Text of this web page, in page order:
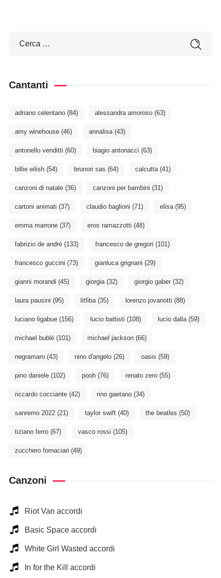
Cantanti
adriano celentano(84) alessandra amoroso(63)
amy winehouse(46) annalisa(43)
antonello venditti (60) biagio antonacci (63)
billie eilish(54) brunori sas (64) calcutta(41)
canzoni di natale(36) canzoni per bambini (31)
cartoni animati (37) claudio baglioni (71) elisa(95)
emma marrone(37) eros ramazzotti (48)
fabrizio de andré(133) francesco de gregori (101)
francesco guccini (73) gianluca grignani (29)
gianni morandi (45) giorgia(32) giorgio gaber(32)
laura pausini (95) litfiba(35) lorenzo jovanotti (88)
luciano ligabue(156) lucio battisti (108) lucio dalla(59)
michael bublé(101) michael jackson(66)
negramaro(43) nino d'angelo(26) oasis (59)
pino daniele(102) pooh(76) renato zero(55)
riccardo cocciante(42) rino gaetano(34)
sanremo 2022(21) taylor swift(40) the beatles (50)
tiziano ferro(67) vasco rossi (105)
zucchero fornaciari (49)
Canzoni
Riot Van accordi
Basic Space accordi
White Girl Wasted accordi
In for the Kill accordi